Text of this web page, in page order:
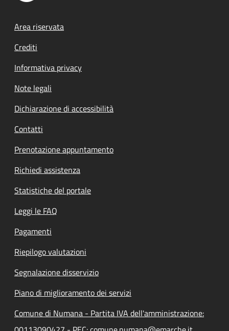
Footer menu
Area riservata
Crediti
Informativa privacy
Note legali
Dichiarazione di accessibilità
Contatti
Prenotazione appuntamento
Richiedi assistenza
Statistiche del portale
Leggi le FAQ
Pagamenti
Riepilogo valutazioni
Segnalazione disservizio
Piano di miglioramento dei servizi
Comune di Numana - Partita IVA dell'amministrazione: